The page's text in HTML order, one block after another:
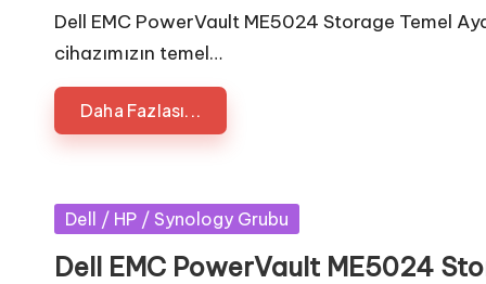
by
Dell EMC PowerVault ME5024 Storage Temel
cihazımızın temel…
Daha Fazlası...
Posted
Dell / HP / Synology Grubu
Dell EMC PowerVault ME5024